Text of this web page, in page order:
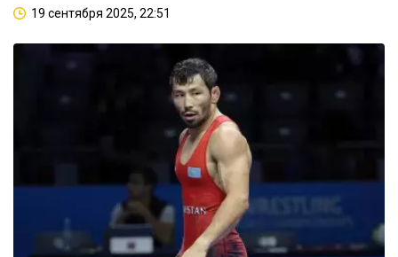
19 сентября 2025, 22:51